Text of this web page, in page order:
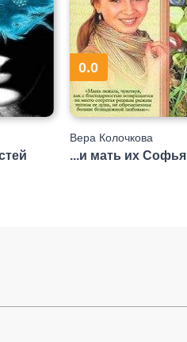
0.0
Вера Колочкова
...и мать их Софья